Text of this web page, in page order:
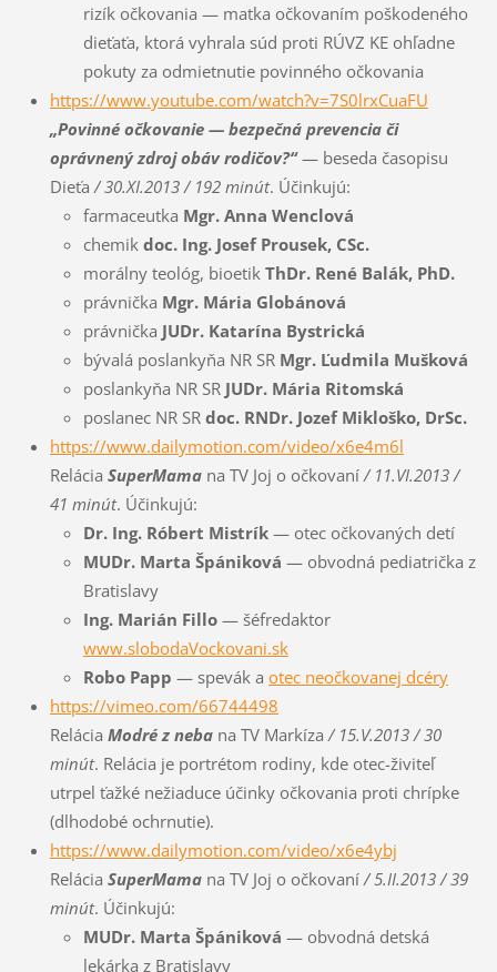
rizík očkovania — matka očkovaním poškodeného
dieťaťa, ktorá vyhrala súd proti RÚVZ KE ohľadne
pokuty za odmietnutie povinného očkovania
https://www.youtube.com/watch?v=7S0lrxCuaFU
„Povinné očkovanie — bezpečná prevencia či
oprávnený zdroj obáv rodičov?“— beseda časopisu
Dieťa / 30.XI.2013 / 192 minút. Účinkujú:
farmaceutka Mgr. Anna Wenclová
chemik doc. Ing. Josef Prousek, CSc.
morálny teológ, bioetik ThDr. René Balák, PhD.
právnička Mgr. Mária Globánová
právnička JUDr. Katarína Bystrická
bývalá poslankyňa NR SR Mgr. Ľudmila Mušková
poslankyňa NR SR JUDr. Mária Ritomská
poslanec NR SR doc. RNDr. Jozef Mikloško, DrSc.
https://www.dailymotion.com/video/x6e4m6l
Relácia SuperMamana TV Joj o očkovaní / 11.VI.2013 /
41 minút. Účinkujú:
Dr. Ing. Róbert Mistrík— otec očkovaných detí
MUDr. Marta Špániková — obvodná pediatrička z
Bratislavy
Ing. Marián Fillo— šéfredaktor
www.slobodaVockovani.sk
Robo Papp — spevák a otec neočkovanej dcéry
https://vimeo.com/66744498
Relácia Modré z nebana TV Markíza / 15.V.2013 / 30
minút. Relácia je portrétom rodiny, kde otec-živiteľ
utrpel ťažké nežiaduce účinky očkovania proti chrípke
(dlhodobé ochrnutie).
https://www.dailymotion.com/video/x6e4ybj
Relácia SuperMamana TV Joj o očkovaní / 5.II.2013 / 39
minút. Účinkujú:
MUDr. Marta Špániková — obvodná detská
lekárka z Bratislavy